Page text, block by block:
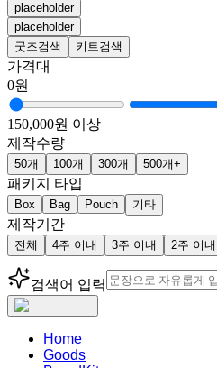
placeholder
placeholder
굿즈검색
키트검색
가격대
0원
150,000원 이상
제작수량
50개 100개 300개 500개+
패키지 타입
Box Bag Pouch 기타
제작기간
전체 4주 이내 3주 이내 2주 이내
검색어 입력
Home
Goods